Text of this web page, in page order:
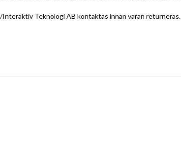
Teknologi AB kontaktas innan varan returneras.